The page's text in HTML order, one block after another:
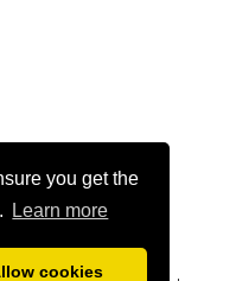
you get the
Learn more
cookies